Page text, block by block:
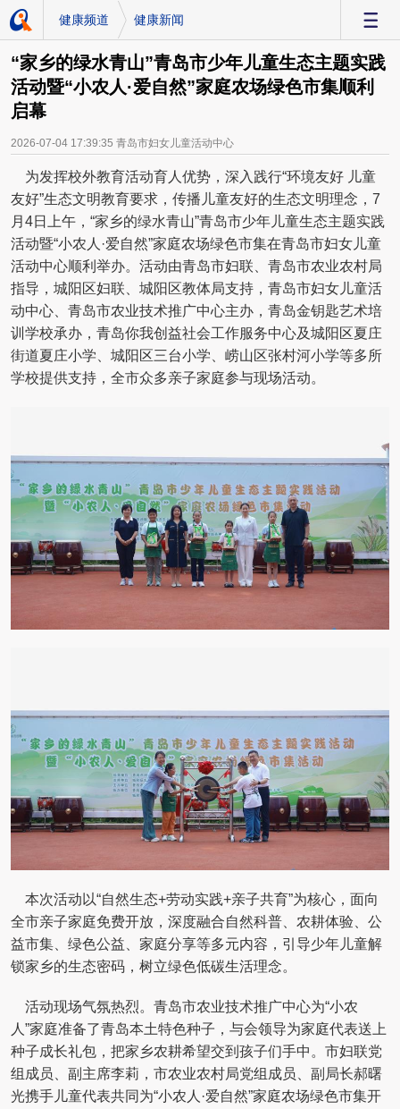
健康频道 健康新闻
“家乡的绿水青山”青岛市少年儿童生态主题实践
活动暨“小农人·爱自然”家庭农场绿色市集顺利
启幕
2026-07-04 17:39:35 青岛市妇女儿童活动中心
为发挥校外教育活动育人优势，深入践行“环境友好 儿童
友好”生态文明教育要求，传播儿童友好的生态文明理念，7
月4日上午，“家乡的绿水青山”青岛市少年儿童生态主题实践
活动暨“小农人·爱自然”家庭农场绿色市集在青岛市妇女儿童
活动中心顺利举办。活动由青岛市妇联、青岛市农业农村局
指导，城阳区妇联、城阳区教体局支持，青岛市妇女儿童活
动中心、青岛市农业技术推广中心主办，青岛金钥匙艺术培
训学校承办，青岛你我创益社会工作服务中心及城阳区夏庄
街道夏庄小学、城阳区三台小学、崂山区张村河小学等多所
学校提供支持，全市众多亲子家庭参与现场活动。
本次活动以“自然生态+劳动实践+亲子共育”为核心，面向
全市亲子家庭免费开放，深度融合自然科普、农耕体验、公
益市集、绿色公益、家庭分享等多元内容，引导少年儿童解
锁家乡的生态密码，树立绿色低碳生活理念。
活动现场气氛热烈。青岛市农业技术推广中心为“小农
人”家庭准备了青岛本土特色种子，与会领导为家庭代表送上
种子成长礼包，把家乡农耕希望交到孩子们手中。市妇联党
组成员、副主席李莉，市农业农村局党组成员、副局长郝曙
光携手儿童代表共同为“小农人·爱自然”家庭农场绿色市集开